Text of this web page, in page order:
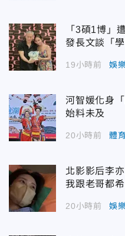
「3碩1博」
發長文談「學
19小時前 娛
河智媛化身
始料未及
20小時前 體
北影影后李
我跟老哥都
20小時前 娛